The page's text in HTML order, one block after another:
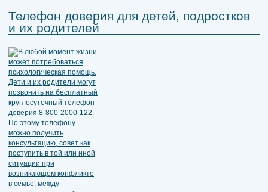
Телефон доверия для детей, подростков
и их родителей